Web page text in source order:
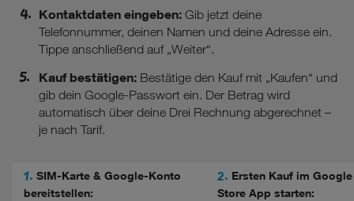
Kontaktdaten eingeben: Gib jetzt deine
Telefonnummer, deinen Namen und deine Adresse ein.
Tippe anschließend auf „Weiter“.
Kauf bestätigen: Bestätige den Kauf mit „Kaufen“ und
gib dein Google-Passwort ein. Der Betrag wird
automatisch über deine Drei Rechnung abgerechnet –
je nach Tarif.
1. SIM-Karte & Google-Konto
bereitstellen:
2. Ersten Kauf im Google
Store App starten: